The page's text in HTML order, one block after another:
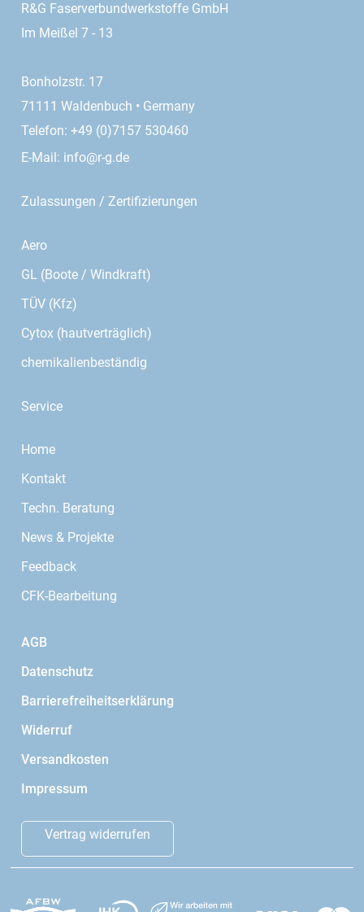
R&G Faserverbundwerkstoffe GmbH
Im Meißel 7 - 13
Bonholzstr. 17
71111 Waldenbuch • Germany
Telefon: +49 (0)7157 530460
E-Mail: info@r-g.de
Zulassungen / Zertifizierungen
Aero
GL (Boote / Windkraft)
TÜV (Kfz)
Cytox (hautverträglich)
chemikalienbeständig
Service
Home
Kontakt
Techn. Beratung
News & Projekte
Feedback
CFK-Bearbeitung
AGB
Datenschutz
Barrierefreiheitserklärung
Widerruf
Versandkosten
Impressum
Vertrag widerrufen